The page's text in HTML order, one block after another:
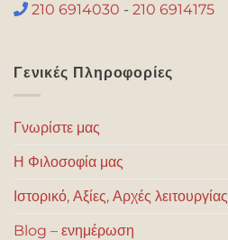
210 6914030 - 210 6914175
Γενικές Πληροφορίες
Γνωρίστε μας
Η Φιλοσοφία μας
Ιστορικό, Αξίες, Αρχές λειτουργίας
Blog – ενημέρωση